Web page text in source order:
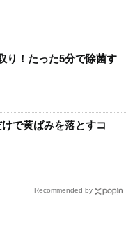
り！たった5分で除菌す
けで黄ばみを落とすコ
Recommended by